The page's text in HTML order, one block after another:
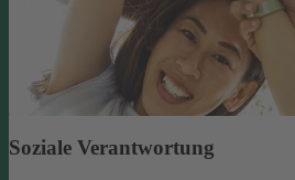
Soziale Verantwortung